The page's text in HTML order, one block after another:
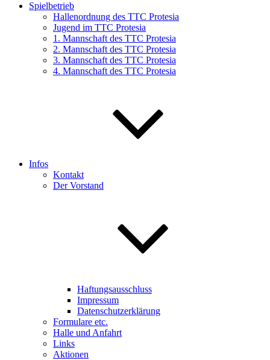
Spielbetrieb
Hallenordnung des TTC Protesia
Jugend im TTC Protesia
1. Mannschaft des TTC Protesia
2. Mannschaft des TTC Protesia
3. Mannschaft des TTC Protesia
4. Mannschaft des TTC Protesia
Infos
Kontakt
Der Vorstand
Haftungsausschluss
Impressum
Datenschutzerklärung
Formulare etc.
Halle und Anfahrt
Links
Aktionen